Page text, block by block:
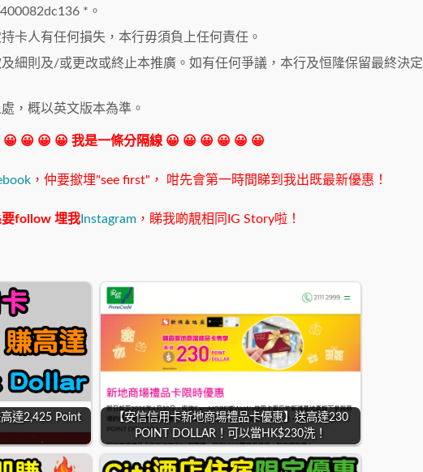
*。
卡人有任何損失，本行毋須負上任何責任。
細則及/或更改或終止本推廣。如有任何爭議，本行及恒隆保留最終決定
，概以英文版本為準。
😀 😀 😀 😀 我是一條分隔線 😀 😀 😀 😀 😀 😀
，仲要撳埋"see first"， 咁先會第一時間睇到我出既最新優惠！
要follow 埋我 Instagram ，睇我啲靚相同IG Story啦！
達2,425 Point
【安信信用卡新地商場禮品卡優惠】送高達230
POINT DOLLAR！可以當HK$230洗！